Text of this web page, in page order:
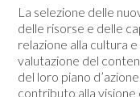
La selezione delle
delle risorse e delle
relazione alla cultura
valutazione del
del loro piano
contributo alla